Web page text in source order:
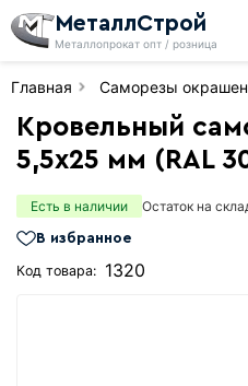
МеталлСтрой
Металлопрокат опт / розница
Главная Саморезы
Кровельный
5,5х25 мм (RAL
Есть в наличии Остаток на
В избранное
Код товара: 1320